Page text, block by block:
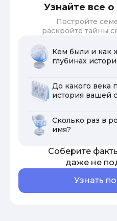
Узнайте все о
Постройте
раскройте тайны
Кем были и как
глубинах
До какого века
история вашей
Сколько раз в
имя?
Соберите
даже не
Узнать